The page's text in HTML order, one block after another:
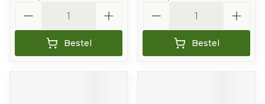
Bestel Bestel